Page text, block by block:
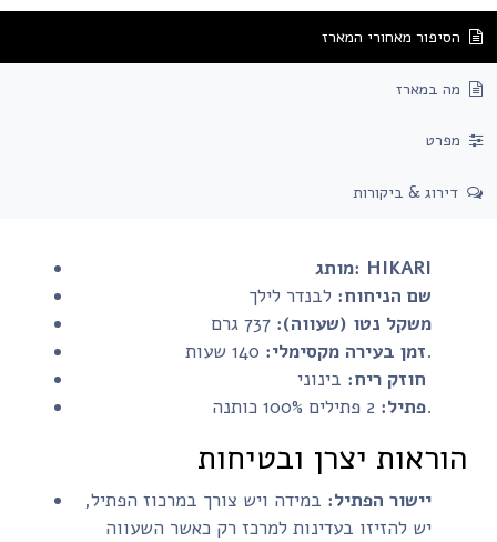
הסיפור מאחורי המארז
מה במארז
מפרט
דירוג & ביקורות
מותג: HIKARI
שם הניחוח:לבנדר לילך
משקל נטו (שעווה):737 גרם
זמן בעירה מקסימלי:
חוזק ריח:
פתיל:
הוראות יצרן ובטיחות
יישור הפתיל:במידה ויש צורך במרכוז הפתיל,
יש להזיזו בעדינות למרכז רק כאשר השעווה